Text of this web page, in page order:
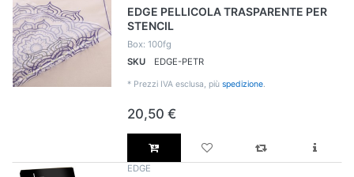
EDGE PELLICOLA TRASPARENTE PER
STENCIL
Box: 100fg
SKU
EDGE-PETR
* Prezzi IVA esclusa, più spedizione.
20,50 €
EDGE